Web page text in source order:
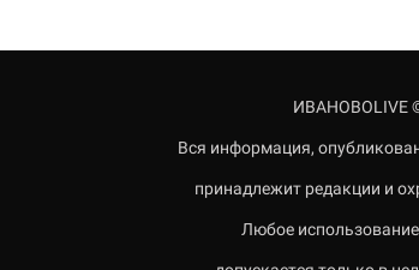
ИВАНОВОLIVE
Вся информация,
принадлежит редакции и
Любое